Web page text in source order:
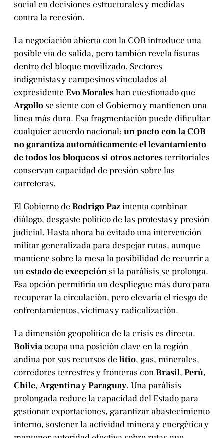
social en decisiones estructurales y medidas
contra la recesión.
La negociación abierta con la COB introduce una
posible vía de salida, pero también revela fisuras
dentro del bloque movilizado. Sectores
indígenistas y campesinos vinculados al
expresidenteEvo Moraleshan cuestionado que
Argollo se siente con el Gobierno y mantienen una
línea más dura. Esa fragmentación puede dificultar
cualquier acuerdo nacional: un pacto con la COB
no garantiza automáticamente el levantamiento
de todos los bloqueos si otros actoresterritoriales
conservan capacidad de presión sobre las
carreteras.
El Gobierno deRodrigo Pazintenta combinar
diálogo, desgaste político de las protestas y presión
judicial. Hasta ahora ha evitado una intervención
militar generalizada para despejar rutas, aunque
mantiene sobre la mesa la posibilidad de recurrir a
unestado de excepción si la parálisis se prolonga.
Esa opción permitiría un despliegue más duro para
recuperar la circulación, pero elevaría el riesgo de
enfrentamientos, víctimas y radicalización.
La dimensión geopolítica de la crisis es directa.
Boliviaocupa una posición clave en la región
andina por sus recursos delitio, gas, minerales,
corredores terrestres y fronteras conBrasil, Perú,
Chile, ArgentinayParaguay. Una parálisis
prolongada reduce la capacidad del Estado para
gestionar exportaciones, garantizar abastecimiento
interno, sostener la actividad minera y energética y